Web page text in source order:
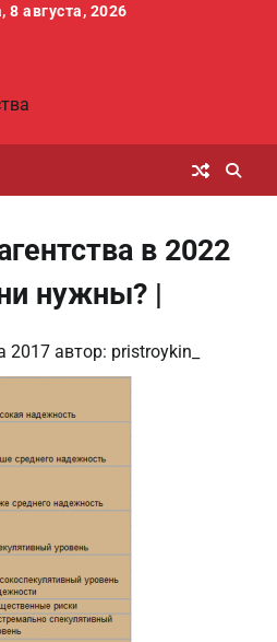
8 августа, 2026
в 2022
нужны? |
2017 автор: pristroykin_